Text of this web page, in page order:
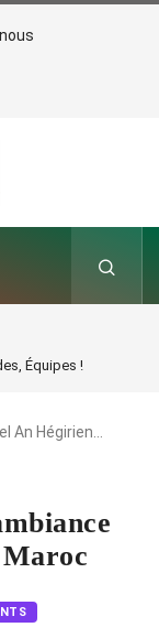
Équipes !
An Hégirien…